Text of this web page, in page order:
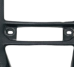
AGGIUNGI AL CARRELLO